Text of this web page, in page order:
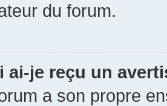
du forum.
ai-je reçu un
a son propre